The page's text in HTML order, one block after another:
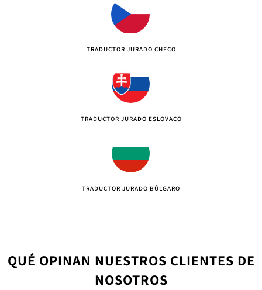
TRADUCTOR JURADO CHECO
TRADUCTOR JURADO ESLOVACO
TRADUCTOR JURADO BÚLGARO
QUÉ OPINAN NUESTROS CLIENTES DE
NOSOTROS